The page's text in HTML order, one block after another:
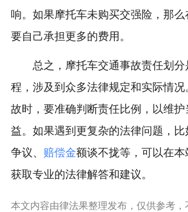
响。如果摩托车未购买交强险，那
要自己承担更多的费用。
总之，摩托车交通事故责任划
程，涉及到众多法律规定和实际情
故时，要准确判断责任比例，以维护
益。如果遇到更复杂的法律问题，
争议、 赔偿金额谈不拢等，可以在本
获取专业的法律解答和建议。
本文内容由律法果整理发布，仅供参考，